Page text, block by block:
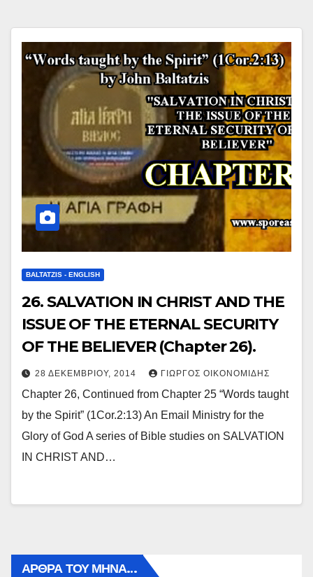
BALTATZIS - ENGLISH
26. SALVATION IN CHRIST AND THE
ISSUE OF THE ETERNAL SECURITY
OF THE BELIEVER (Chapter 26).
28 ΔΕΚΕΜΒΡΊΟΥ, 2014 ΓΙΏΡΓΟΣ ΟΙΚΟΝΟΜΊΔΗΣ
Chapter 26, Continued from Chapter 25 “Words taught
by the Spirit” (1Cor.2:13) An Email Ministry for the
Glory of God A series of Bible studies on SALVATION
IN CHRIST AND…
ΑΡΘΡΑ ΤΟΥ ΜΉΝΑ…